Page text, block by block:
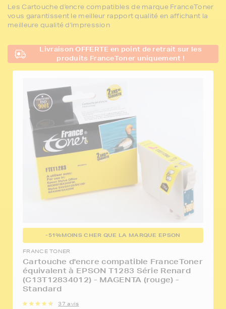
Les Cartouche d'encre compatibles de marque FranceToner
vous garantissent le meilleur rapport qualité en affichant la
meilleure qualité d'impression
Livraison OFFERTE en point de retrait sur les
produits FranceToner uniquement !
-51%MOINS CHER QUE LA MARQUE EPSON
FRANCE TONER
Cartouche d'encre compatible FranceToner
équivalent à EPSON T1283 Série Renard
(C13T12834012) - MAGENTA (rouge) -
Standard
37 avis